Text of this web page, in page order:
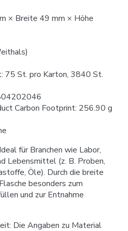
× Breite 49 mm × Höhe
75 St. pro Karton, 3840 St.
Carbon Footprint: 256.90 g
für Branchen wie Labor,
Lebensmittel (z. B. Proben,
Öle). Durch die breite
besonders zum
und zur Entnahme
Die Angaben zu Material